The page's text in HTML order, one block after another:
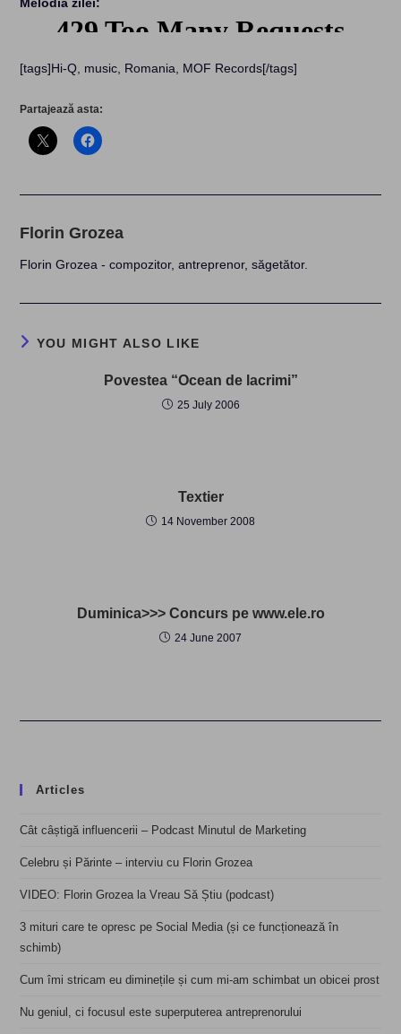
[tags]Hi-Q, music, Romania, MOF Records[/tags]
Partajează asta:
Florin Grozea
Florin Grozea - compozitor, antreprenor, săgetător.
YOU MIGHT ALSO LIKE
Povestea “Ocean de lacrimi”
25 July 2006
Textier
14 November 2008
Duminica>>> Concurs pe www.ele.ro
24 June 2007
Articles
Cât câștigă influencerii – Podcast Minutul de Marketing
Celebru și Părinte – interviu cu Florin Grozea
VIDEO: Florin Grozea la Vreau Să Știu (podcast)
3 mituri care te opresc pe Social Media (și ce funcționează în
schimb)
Cum îmi stricam eu diminețile și cum mi-am schimbat un obicei prost
Nu geniul, ci focusul este superputerea antreprenorului